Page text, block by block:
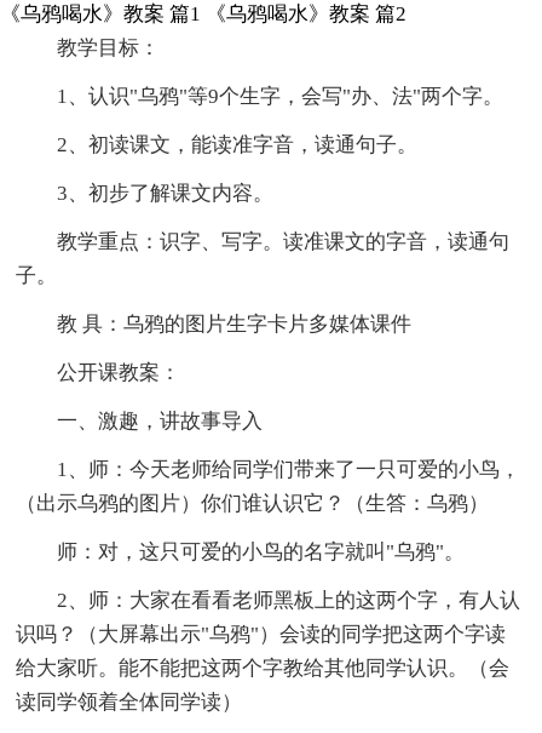
《乌鸦喝水》教案 篇1
教学目标：
1、认识"乌鸦"等9个生字，会写"办、法"两个字。
2、初读课文，能读准字音，读通句子。
3、初步了解课文内容。
教学重点：识字、写字。读准课文的字音，读通句
子。
教 具：乌鸦的图片生字卡片多媒体课件
公开课教案：
一、激趣，讲故事导入
1、师：今天老师给同学们带来了一只可爱的小鸟，
（出示乌鸦的图片）你们谁认识它？（生答：乌鸦）
师：对，这只可爱的小鸟的名字就叫"乌鸦"。
2、师：大家在看看老师黑板上的这两个字，有人认
识吗？（大屏幕出示"乌鸦"）会读的同学把这两个字读
给大家听。能不能把这两个字教给其他同学认识。（会
读同学领着全体同学读）
《乌鸦喝水》教案 篇2